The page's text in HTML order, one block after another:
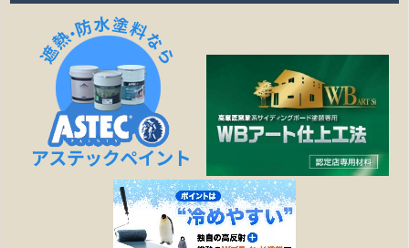
細かい壁のひび割れはきれいになりますか？
見積もりの金額より高くなることはありますか？
作業日程が延びたら、金額は変わりますか？
塗装工事以外の修繕工事も可能ですか？
どこまでが無料相談になるのですか？
施工は下請け業者に依頼されるのですか？
見積もりを依頼する際、必要なものはありますか？